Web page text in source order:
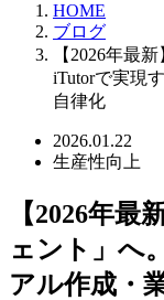
HOME
ブログ
【2026年最
iTutorで実現
自律化
2026.01.22
生産性向上
【2026年
ェント」へ
アル作成・